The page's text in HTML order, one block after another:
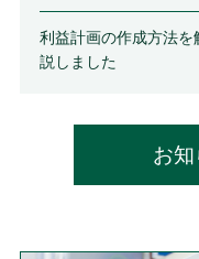
利益計画の作成方法を
説しました
お